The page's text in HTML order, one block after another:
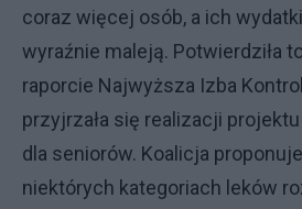
coraz więcej osób, a ich
wyraźnie maleją. Potwierdziła
raporcie Najwyższa Izba
przyjrzała się realizacji
dla seniorów. Koalicja
niektórych kategoriach leków